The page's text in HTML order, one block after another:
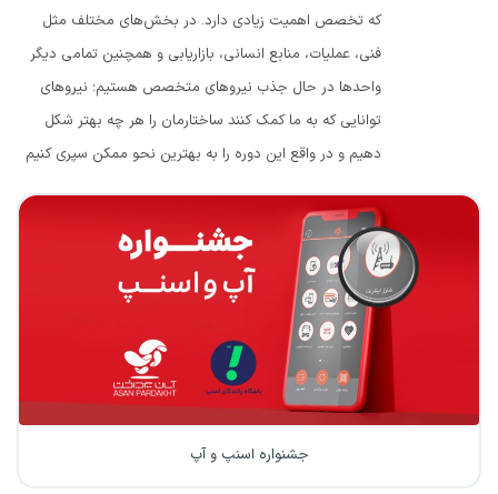
که تخصص اهمیت زیادی دارد. در بخش‌های مختلف مثل
فنی، عملیات، منابع انسانی، بازاریابی و همچنین تمامی دیگر
واحدها در حال جذب نیروهای متخصص هستیم؛ نیروهای
توانایی که به ما کمک کنند ساختارمان را هر چه بهتر شکل
دهیم و در واقع این دوره را به بهترین نحو ممکن سپری کنیم
جشنواره اسنپ و آپ